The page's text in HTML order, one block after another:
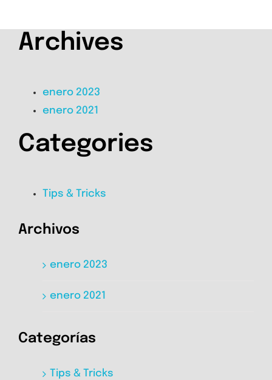
Archives
enero 2023
enero 2021
Categories
Tips & Tricks
Archivos
enero 2023
enero 2021
Categorías
Tips & Tricks